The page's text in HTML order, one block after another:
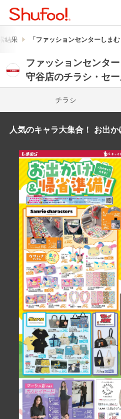
結果 「ファッションセンターしま
ファッションセンタ
守谷店のチラシ・セ
チラシ
人気のキャラ大集合！ お出か